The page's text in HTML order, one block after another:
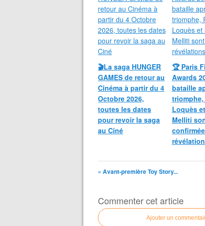
🎬La saga HUNGER
GAMES de retour au
Cinéma à partir du 4
Octobre 2026,
toutes les dates
pour revoir la saga
au Ciné
🏆 Paris
Awards
bataille
Loquès
Melliti
« Avant-première Toy Story...
Commenter cet article
Ajouter un